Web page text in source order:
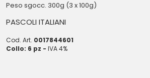
Peso sgocc. 300g (3 x 100g)
PASCOLI ITALIANI
Cod. Art. 0017844601
Collo: 6 pz - IVA 4%